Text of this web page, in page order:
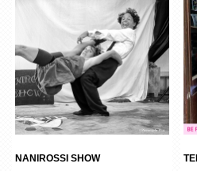
NANIROSSI SHOW